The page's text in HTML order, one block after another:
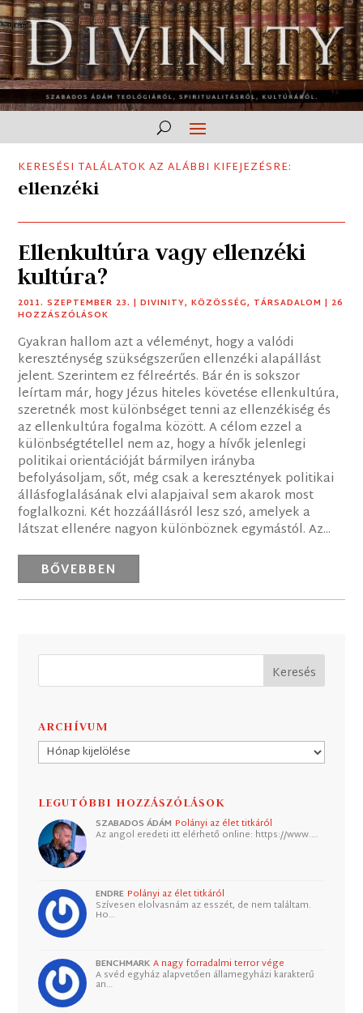
KERESÉSI TALÁLATOK AZ ALÁBBI KIFEJEZÉSRE:
ellenzéki
Ellenkultúra vagy ellenzéki
kultúra?
2011. SZEPTEMBER 23. |DIVINITY,KÖZÖSSÉG, TÁRSADALOM | 26
HOZZÁSZÓLÁSOK
Gyakran hallom azt a véleményt, hogy a valódi
kereszténység szükségszerűen ellenzéki alapállást
jelent. Szerintem ez félreértés. Bár én is sokszor
leírtam már, hogy Jézus hiteles követése ellenkultúra,
szeretnék most különbséget tenni az ellenzékiség és
az ellenkultúra fogalma között. A célom ezzel a
különbségtétellel nem az, hogy a hívők jelenlegi
politikai orientációját bármilyen irányba
befolyásoljam, sőt, még csak a keresztények politikai
állásfoglalásának elvi alapjaival sem akarok most
foglalkozni. Két hozzáállásról lesz szó, amelyek a
látszat ellenére nagyon különböznek egymástól. Az...
BŐVEBBEN
ARCHÍVUM
Archívum
LEGUTÓBBI HOZZÁSZÓLÁSOK
SZABADOS ÁDÁM Polányi az élet titkáról
Az angol eredeti itt elérhető online: https://www.…
ENDRE Polányi az élet titkáról
Szívesen elolvasnám az esszét, de nem találtam.
Ho…
BENCHMARK A nagy forradalmi terror vége
A svéd egyház alapvetően államegyházi karakterű
an…